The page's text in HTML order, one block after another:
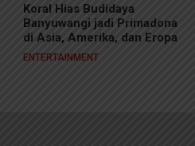
Koral Hias Budidaya
Banyuwangi jadi Primadona
di Asia, Amerika, dan Eropa
ENTERTAINMENT